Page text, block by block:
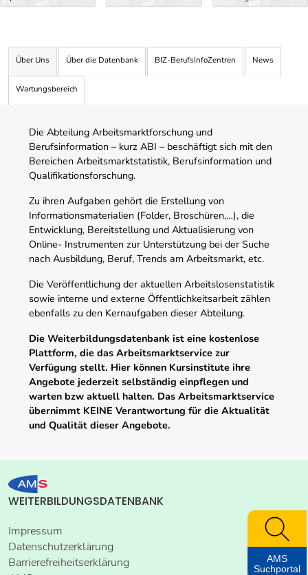
Über Uns Über die Datenbank BIZ-BerufsInfoZentren News
Wartungsbereich
Die Abteilung Arbeitsmarktforschung und
Berufsinformation – kurz ABI – beschäftigt sich mit den
Bereichen Arbeitsmarktstatistik, Berufsinformation und
Qualifikationsforschung.
Zu ihren Aufgaben gehört die Erstellung von
Informationsmaterialien (Folder, Broschüren,…), die
Entwicklung, Bereitstellung und Aktualisierung von
Online- Instrumenten zur Unterstützung bei der Suche
nach Ausbildung, Beruf, Trends am Arbeitsmarkt, etc.
Die Veröffentlichung der aktuellen Arbeitslosenstatistik
sowie interne und externe Öffentlichkeitsarbeit zählen
ebenfalls zu den Kernaufgaben dieser Abteilung.
Die Weiterbildungsdatenbank ist eine kostenlose
Plattform, die das Arbeitsmarktservice zur
Verfügung stellt. Hier können Kursinstitute ihre
Angebote jederzeit selbständig einpflegen und
warten bzw aktuell halten. Das Arbeitsmarktservice
übernimmt KEINE Verantwortung für die Aktualität
und Qualität dieser Angebote.
WEITERBILDUNGSDATENBANK
Impressum
Datenschutzerklärung
Barrierefreiheitserklärung
AMS
Suchportal